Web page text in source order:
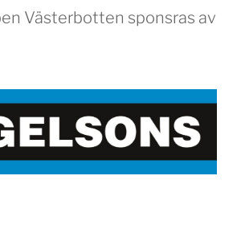
Västerbotten sponsras av